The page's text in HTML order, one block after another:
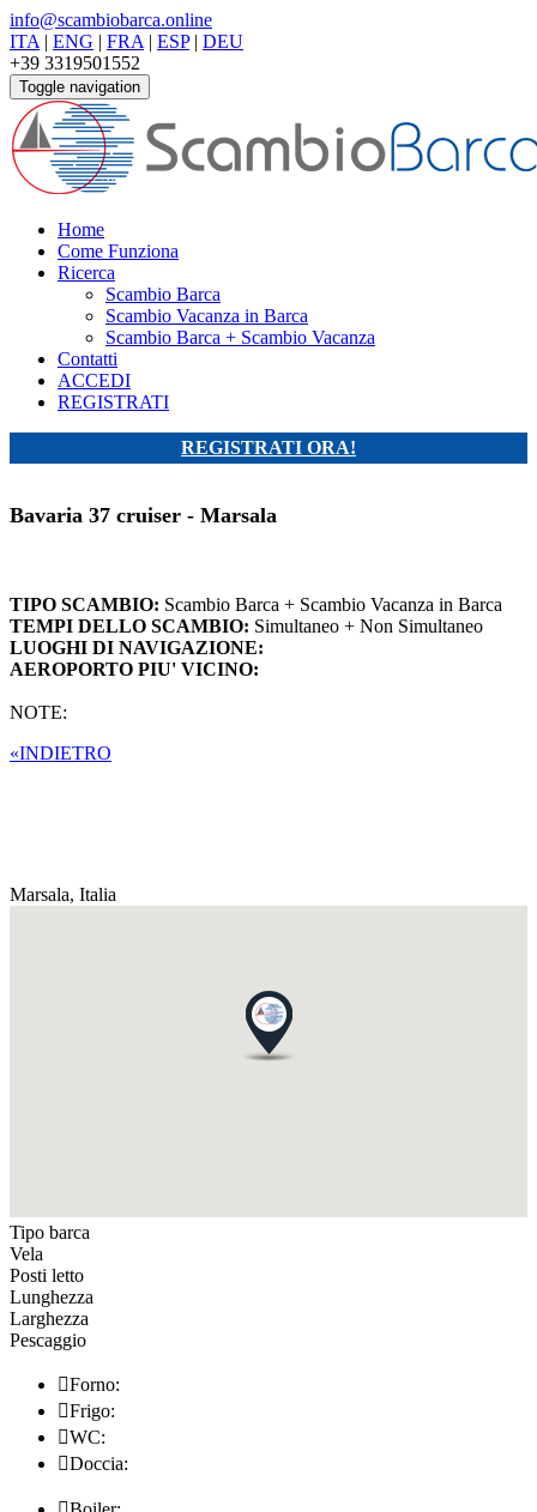
info@scambiobarca.online
ITA | ENG | FRA | ESP| DEU
+39 3319501552
Toggle navigation
Home
Come Funziona
Ricerca
Scambio Barca
Scambio Vacanza in Barca
Scambio Barca + Scambio Vacanza
Contatti
ACCEDI
REGISTRATI
REGISTRATI ORA!
Bavaria 37 cruiser - Marsala
TIPO SCAMBIO: Scambio Barca + Scambio Vacanza in Barca
TEMPI DELLO SCAMBIO: Simultaneo + Non Simultaneo
LUOGHI DI NAVIGAZIONE:
AEROPORTO PIU' VICINO:
NOTE:
«INDIETRO
Marsala, Italia
Tipo barca
Vela
Posti letto
Lunghezza
Larghezza
Pescaggio
Forno:
Frigo:
WC:
Doccia: